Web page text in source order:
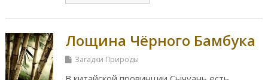
Лощина Чёрного Бамбука
Загадки Природы